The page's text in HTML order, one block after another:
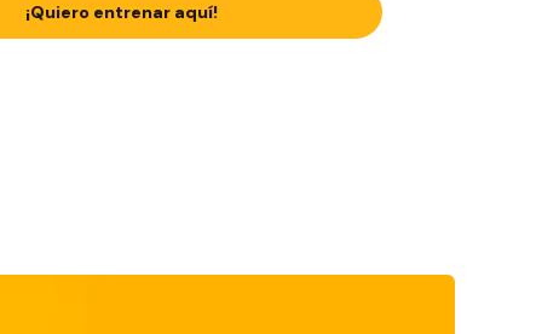
¡Quiero entrenar aquí!